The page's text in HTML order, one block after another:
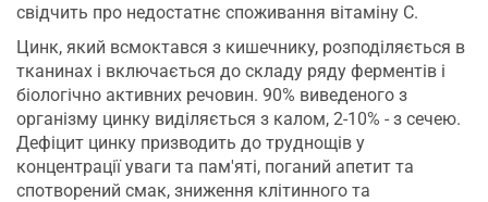
свідчить про недостатнє споживання вітаміну С.
Цинк, який всмоктався з кишечнику, розподіляється в
тканинах і включається до складу ряду ферментів і
біологічно активних речовин. 90% виведеного з
організму цинку виділяється з калом, 2-10% - з сечею.
Дефіцит цинку призводить до труднощів у
концентрації уваги та пам'яті, поганий апетит та
спотворений смак, зниження клітинного та